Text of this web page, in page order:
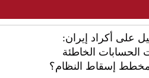
على أكراد إيران:
الخاطئة
مخطط إسقاط النظام؟